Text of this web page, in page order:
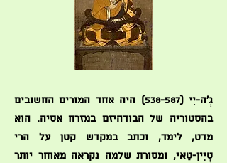
גְ'ה-יִי (538-587) היה אחד המורים החשובים
בהסטוריה של הבודהיזם במזרח אסיה. הוא
מדט, לימד, וכתב במקדש קטן על הרי
טְיֵין-טַאי, ומסורת שלמה נקראה מאוחר יותר